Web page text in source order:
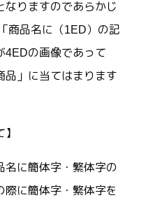
なりますのであらかじ
商品名に（1ED）の記
4EDの画像であって
品」に当てはまります
名に簡体字・繁体字の
際に簡体字・繁体字を